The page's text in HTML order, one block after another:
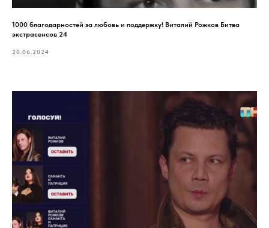
1000 благодарностей за любовь и поддержку! Виталий Рожков Битва
экстрасенсов 24
20.06.2024